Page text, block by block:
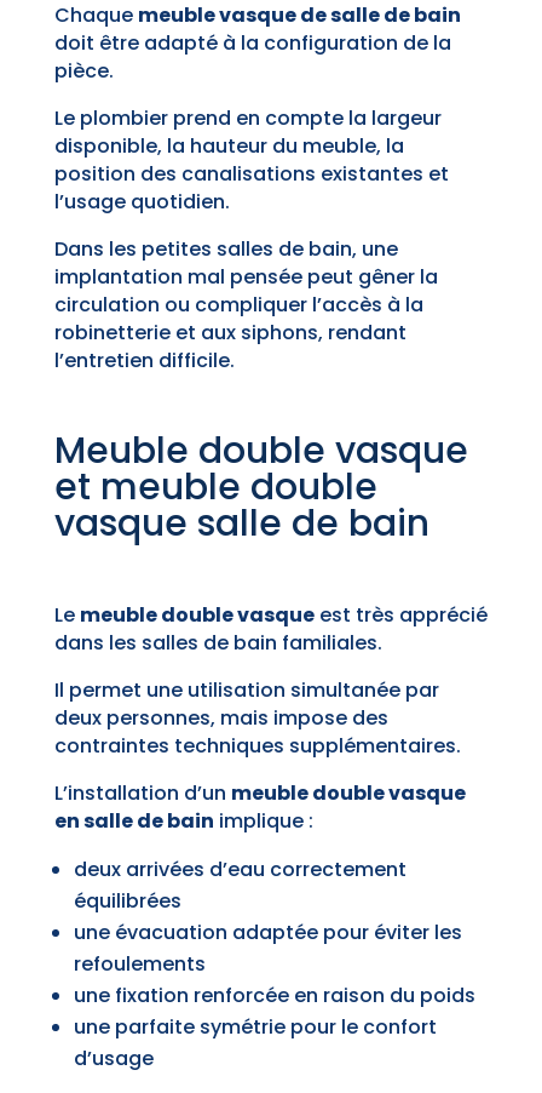
Chaque meuble vasque de salle de bain
doit être adapté à la configuration de la
pièce.
Le plombier prend en compte la largeur
disponible, la hauteur du meuble, la
position des canalisations existantes et
l’usage quotidien.
Dans les petites salles de bain, une
implantation mal pensée peut gêner la
circulation ou compliquer l’accès à la
robinetterie et aux siphons, rendant
l’entretien difficile.
Meuble double vasque
et meuble double
vasque salle de bain
Le meuble double vasqueest très apprécié
dans les salles de bain familiales.
Il permet une utilisation simultanée par
deux personnes, mais impose des
contraintes techniques supplémentaires.
L’installation d’un meuble double vasque
en salle de bain implique :
deux arrivées d’eau correctement
équilibrées
une évacuation adaptée pour éviter les
refoulements
une fixation renforcée en raison du poids
une parfaite symétrie pour le confort
d’usage